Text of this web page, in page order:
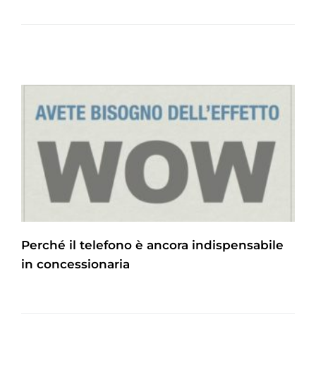
Perché il telefono è ancora indispensabile
in concessionaria